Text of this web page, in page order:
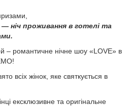
— ніч проживання в готелі та
– романтичне нічне шоу «LOVE» в
всіх жінок, яке святкується в
ексклюзивне та оригінальне